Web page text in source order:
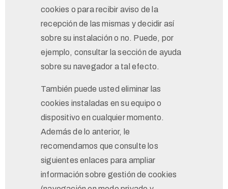
cookies o para recibir aviso de la
recepción de las mismas y decidir así
sobre su instalación o no. Puede, por
ejemplo, consultar la sección de ayuda
sobre su navegador a tal efecto.
También puede usted eliminar las
cookies instaladas en su equipo o
dispositivo en cualquier momento.
Además de lo anterior, le
recomendamos que consulte los
siguientes enlaces para ampliar
información sobre gestión de cookies